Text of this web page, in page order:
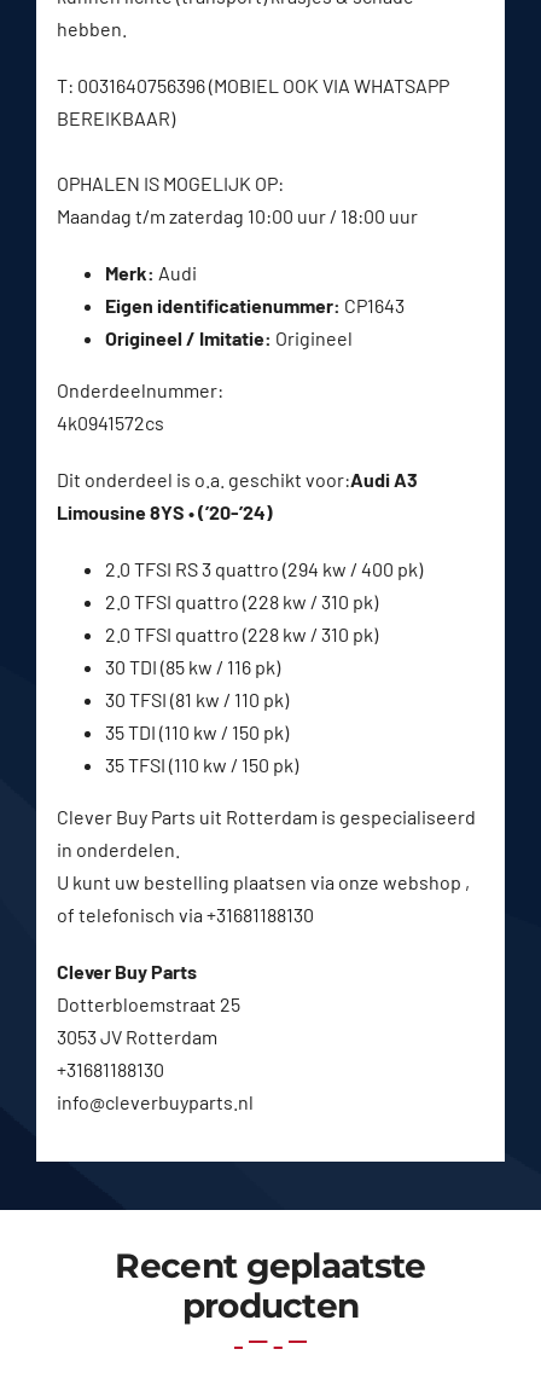
hebben.
T: 0031640756396 (MOBIEL OOK VIA WHATSAPP
BEREIKBAAR)
OPHALEN IS MOGELIJK OP:
Maandag t/m zaterdag 10:00 uur / 18:00 uur
Merk: Audi
Eigen identificatienummer: CP1643
Origineel / Imitatie: Origineel
Onderdeelnummer:
4k0941572cs
Dit onderdeel is o.a. geschikt voor:Audi A3
Limousine 8YS • (’20-’24)
2.0 TFSI RS 3 quattro (294 kw / 400 pk)
2.0 TFSI quattro (228 kw / 310 pk)
2.0 TFSI quattro (228 kw / 310 pk)
30 TDI (85 kw / 116 pk)
30 TFSI (81 kw / 110 pk)
35 TDI (110 kw / 150 pk)
35 TFSI (110 kw / 150 pk)
Clever Buy Parts uit Rotterdam is gespecialiseerd
in onderdelen.
U kunt uw bestelling plaatsen via onze webshop ,
of telefonisch via +31681188130
Clever Buy Parts
Dotterbloemstraat 25
3053 JV Rotterdam
+31681188130
info@cleverbuyparts.nl
Recent geplaatste
producten